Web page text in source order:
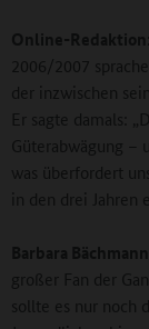
Online-Redaktion:
2006/2007
der inzwischen
Er sagte damals:
Güterabwägung –
was überfordert
in den drei
Barbara Bächmann:
großer Fan der
sollte es nur